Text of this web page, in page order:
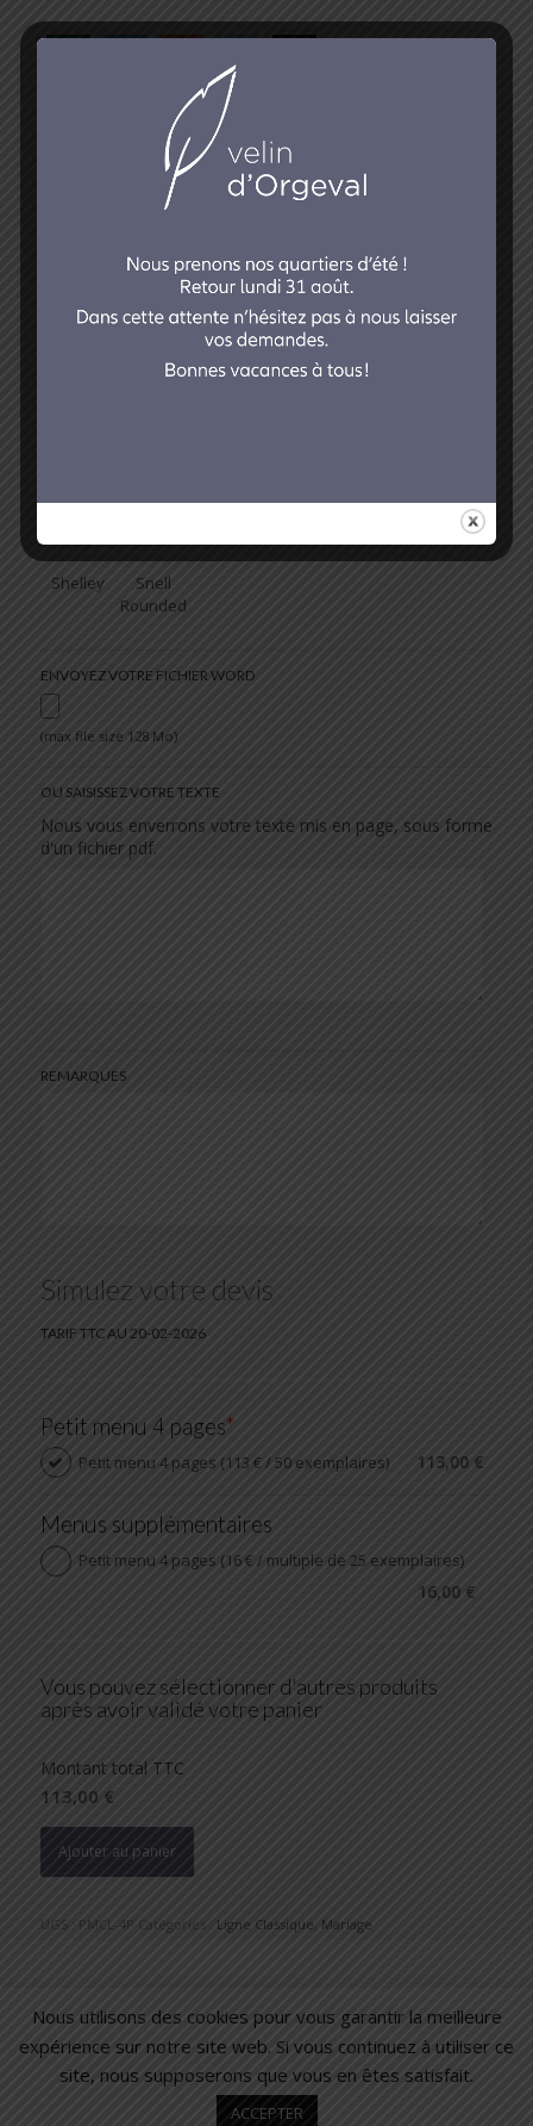
Mand
arine
Herbe
CHOIX DES CARACTÈRES
une autre police de caractères sous réserve qu’elle soit
compatible avec nos systèmes, ce que nous vous
confirmerons dès réception de votre demande.
Shelley
Snell
Rounded
ENVOYEZ VOTRE FICHIER WORD
(max file size 128 Mo)
OU SAISISSEZ VOTRE TEXTE
Nous vous enverrons votre texte mis en page, sous forme
d'un fichier pdf.
REMARQUES
Simulez votre devis
TARIF TTC AU 20-02-2026
Petit menu 4 pages*
Petit menu 4 pages (113 € / 50 exemplaires) 113,00 €
Menus supplémentaires
Petit menu 4 pages (16 € / multiple de 25 exemplaires)
16,00 €
Vous pouvez sélectionner d'autres produits
après avoir validé votre panier
Montant total TTC
113,00 €
Ajouter au panier
UGS : PMCL-4P Catégories : Ligne Classique, Mariage
© 2026 – PRISCA DÉVELOPPEMENT ICONDITIONS GÉNÉRALES DE
RECOMMANDEZ CE SITE À UN AMI
Nous utilisons des cookies pour vous garantir la meilleure
expérience sur notre site web. Si vous continuez à utiliser ce
site, nous supposerons que vous en êtes satisfait.
ACCEPTER